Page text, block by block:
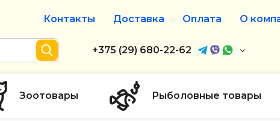
Контакты Доставка Оплата О
О нас
Дисконтная
+375 (29) 680-22-62
Интернет-магазин
тел. А1
Заказать звонок
Зоотовары Рыболовные товары